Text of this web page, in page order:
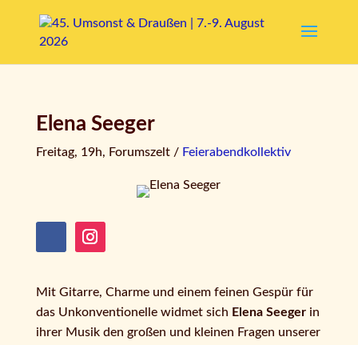
Elena Seeger
Freitag, 19h, Forumszelt / Feierabendkollektiv
Mit Gitarre, Charme und einem feinen Gespür für
das Unkonventionelle widmet sich Elena Seegerin
ihrer Musik den großen und kleinen Fragen unserer